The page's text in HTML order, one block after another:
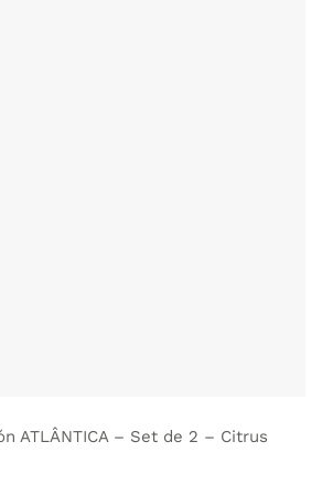
ATLÂNTICA – Set de 2 – Citrus